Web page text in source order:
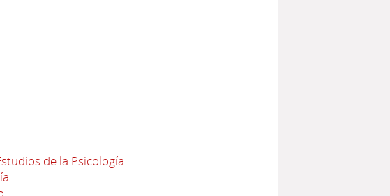
de la Psicología.